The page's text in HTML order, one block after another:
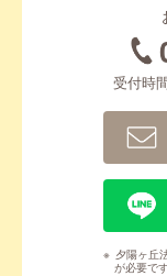
受付時
※ 夕陽ヶ丘
が必要です